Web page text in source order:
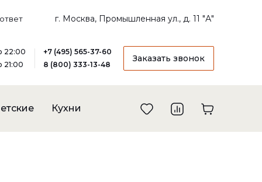
г. Москва, Промышленная ул., д. 11 "А"
22:00
21:00
+7 (495) 565-37-60
8 (800) 333-13-48
Заказать звонок
Кухни